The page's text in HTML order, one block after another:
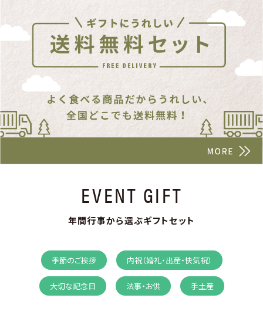
EVENT GIFT
年間行事から選ぶギフトセット
季節のご挨拶 内祝（婚礼・出産・快気祝）
大切な記念日 法事・お供 手土産